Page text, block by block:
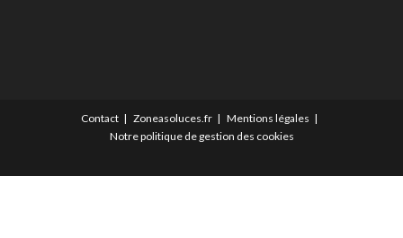
Contact Zoneasoluces.fr
Mentions légales
Notre politique de gestion des cookies